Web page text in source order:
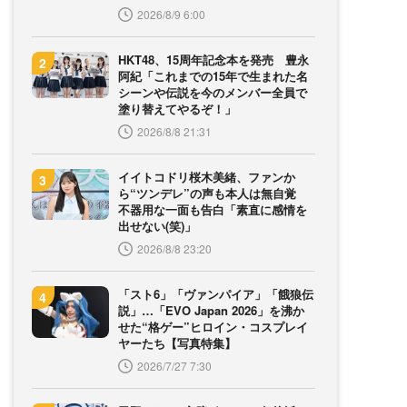
2026/8/9 6:00
HKT48、15周年記念本を発売 豊永
阿紀「これまでの15年で生まれた名
シーンや伝説を今のメンバー全員で
塗り替えてやるぞ！」
2026/8/8 21:31
イイトコドリ桜木美緒、ファンか
ら“ツンデレ”の声も本人は無自覚
不器用な一面も告白「素直に感情を
出せない(笑)」
2026/8/8 23:20
「スト6」「ヴァンパイア」「餓狼伝
説」…「EVO Japan 2026」を沸か
せた“格ゲー”ヒロイン・コスプレイ
ヤーたち【写真特集】
2026/7/27 7:30